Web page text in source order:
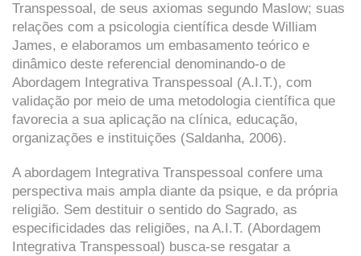
Transpessoal, de seus axiomas segundo Maslow; suas
relações com a psicologia científica desde William
James, e elaboramos um embasamento teórico e
dinâmico deste referencial denominando-o de
Abordagem Integrativa Transpessoal (A.I.T.), com
validação por meio de uma metodologia científica que
favorecia a sua aplicação na clínica, educação,
organizações e instituições (Saldanha, 2006).
A abordagem Integrativa Transpessoal confere uma
perspectiva mais ampla diante da psique, e da própria
religião. Sem destituir o sentido do Sagrado, as
especificidades das religiões, na A.I.T. (Abordagem
Integrativa Transpessoal) busca-se resgatar a